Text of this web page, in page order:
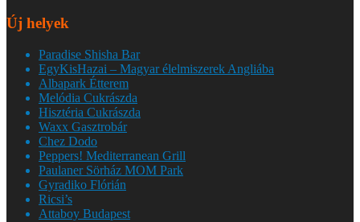
Új helyek
Paradise Shisha Bar
EgyKisHazai – Magyar élelmiszerek Angliába
Albapark Étterem
Melódia Cukrászda
Hisztéria Cukrászda
Waxx Gasztrobár
Chez Dodo
Peppers! Mediterranean Grill
Paulaner Sörház MOM Park
Gyradiko Flórián
Ricsi’s
Attaboy Budapest